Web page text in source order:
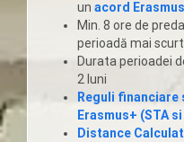
un acord
Min. 8 ore de
perioadă mai
Durata perioadei
2 luni
Reguli
Erasmus+ (STA
Distance